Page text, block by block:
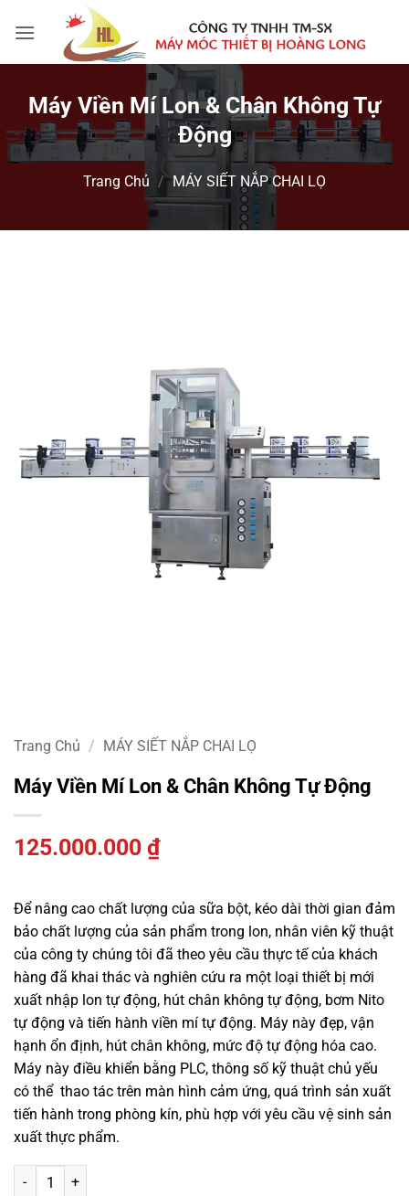
qua
Máy Viền Mí Lon & Chân Không Tự
Động
Trang Chủ / MÁY SIẾT NẮP CHAI LỌ
Trang Chủ / MÁY SIẾT NẮP CHAI LỌ
Máy Viền Mí Lon & Chân Không Tự Động
125.000.000 ₫
Để nâng cao chất lượng của sữa bột, kéo dài thời gian đảm
bảo chất lượng của sản phẩm trong lon, nhân viên kỹ thuật
của công ty chúng tôi đã theo yêu cầu thực tế của khách
hàng đã khai thác và nghiên cứu ra một loại thiết bị mới
xuất nhập lon tự động, hút chân không tự động, bơm N­ito
tự động và tiến hành viền mí tự động. Máy này đẹp, vận
hạnh ổn định, hút chân không, mức độ tự động hóa cao.
Máy này điều khiển bằng PLC, thông số kỹ thuật chủ yếu
có thể thao tác trên màn hình cảm ứng, quá trình sản xuất
tiến hành trong phòng kín, phù hợp với yêu cầu vệ sinh sản
xuất thực phẩm.
Máy viền mí lon & chân không tự động số lượng